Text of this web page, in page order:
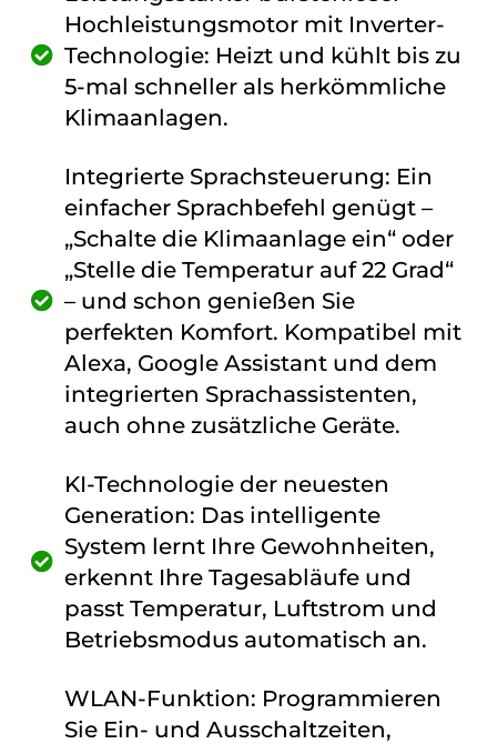
Hochleistungsmotor mit Inverter-
Technologie: Heizt und kühlt bis zu
5-mal schneller als herkömmliche
Klimaanlagen.
Integrierte Sprachsteuerung: Ein
einfacher Sprachbefehl genügt –
„Schalte die Klimaanlage ein“ oder
„Stelle die Temperatur auf 22 Grad“
– und schon genießen Sie
perfekten Komfort. Kompatibel mit
Alexa, Google Assistant und dem
integrierten Sprachassistenten,
auch ohne zusätzliche Geräte.
KI-Technologie der neuesten
Generation: Das intelligente
System lernt Ihre Gewohnheiten,
erkennt Ihre Tagesabläufe und
passt Temperatur, Luftstrom und
Betriebsmodus automatisch an.
WLAN-Funktion: Programmieren
Sie Ein- und Ausschaltzeiten,